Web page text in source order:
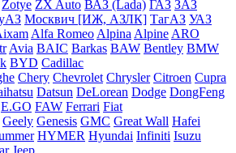
Zotye ZX Auto ВАЗ (Lada) ГАЗ ЗАЗ
Москвич [ИЖ, АЗЛК] ТагАЗ УАЗ
Alfa Romeo Alpina Alpine ARO
Avia BAIC Barkas BAW Bentley BMW
BYD Cadillac
Chery Chevrolet Chrysler Citroen Cupra
Datsun DeLorean Dodge DongFeng
E.GO FAW Ferrari Fiat
Geely Genesis GMC Great Wall Hafei
HYMER Hyundai Infiniti Isuzu
Jeep